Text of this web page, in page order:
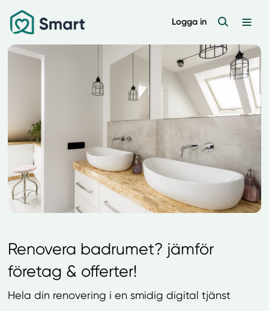
Logga in
Renovera badrumet? jämför
företag & offerter!
Hela din renovering i en smidig digital tjänst